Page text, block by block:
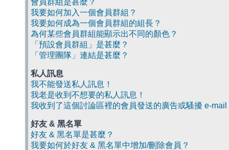
會員群組是甚麼？
我要如何加入一個會員群組？
我要如何成為一個會員群組的組長？
為何某些會員群組能顯示出不同的顏色？
「預設會員群組」是甚麼？
「管理團隊」連結是甚麼？
私人訊息
我不能發送私人訊息！
我老是收到不想要的私人訊息！
我收到了這個討論區裡的會員發送的廣告或騷擾 e-mail
好友 & 黑名單
好友 & 黑名單是甚麼？
我要如何於好友 & 黑名單中增加/刪除會員？